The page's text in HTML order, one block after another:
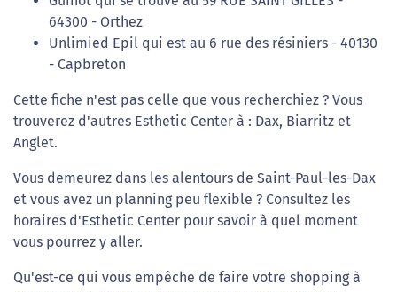
64300 - Orthez
Unlimied Epil qui est au 6 rue des résiniers - 40130
- Capbreton
Cette fiche n'est pas celle que vous recherchiez ? Vous
trouverez d'autres Esthetic Center à : Dax, Biarritz et
Anglet.
Vous demeurez dans les alentours de Saint-Paul-les-Dax
et vous avez un planning peu flexible ? Consultez les
horaires d'Esthetic Center pour savoir à quel moment
vous pourrez y aller.
Qu'est-ce qui vous empêche de faire votre shopping à